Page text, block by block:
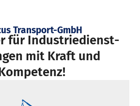
Transport-GmbH
für Industriedienst­
mit Kraft und